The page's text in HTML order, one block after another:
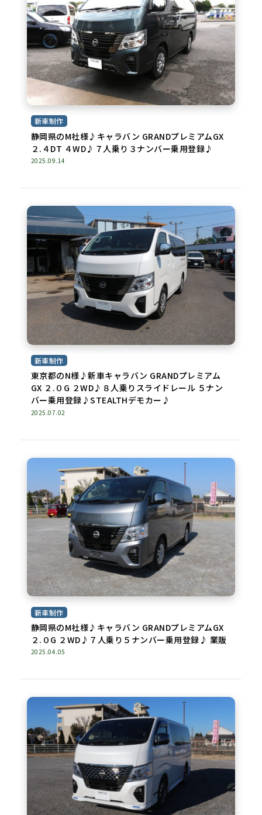
新車制作
静岡県のM社様♪キャラバン GRANDプレミアムGX
２.４DT ４WD♪７人乗り３ナンバー乗用登録♪
2025.09.14
新車制作
東京都のN様♪新車キャラバン GRANDプレミアム
GX ２.０G ２WD♪８人乗りスライドレール ５ナン
バー乗用登録♪STEALTHデモカー♪
2025.07.02
新車制作
静岡県のM社様♪キャラバン GRANDプレミアムGX
２.０G ２WD♪７人乗り５ナンバー乗用登録♪ 業販
2025.04.05